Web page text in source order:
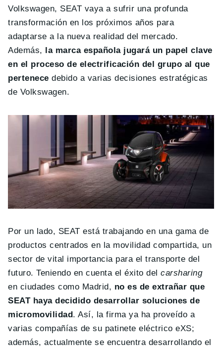
Volkswagen, SEAT vaya a sufrir una profunda
transformación en los próximos años para
adaptarse a la nueva realidad del mercado.
Además, la marca española jugará un papel clave
en el proceso de electrificación del grupo al que
pertenece debido a varias decisiones estratégicas
de Volkswagen.
Por un lado, SEAT está trabajando en una gama de
productos centrados en la movilidad compartida, un
sector de vital importancia para el transporte del
futuro. Teniendo en cuenta el éxito delcarsharing
en ciudades como Madrid, no es de extrañar que
SEAT haya decidido desarrollar soluciones de
micromovilidad. Así, la firma ya ha proveído a
varias compañías de su patinete eléctrico eXS;
además, actualmente se encuentra desarrollando el